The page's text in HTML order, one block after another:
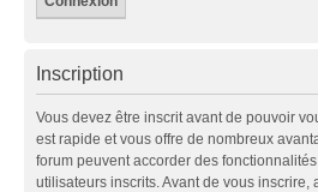
Inscription
Vous devez être inscrit avant de pouvoir
est rapide et vous offre de nombreux
forum peuvent accorder des
utilisateurs inscrits. Avant de vous inscrire,